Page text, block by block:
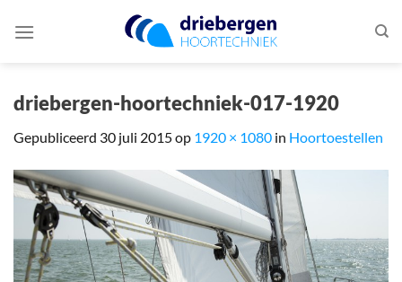
naar
driebergen-hoortechniek-017-1920
Gepubliceerd 30 juli 2015op 1920 × 1080 in Hoortoestellen